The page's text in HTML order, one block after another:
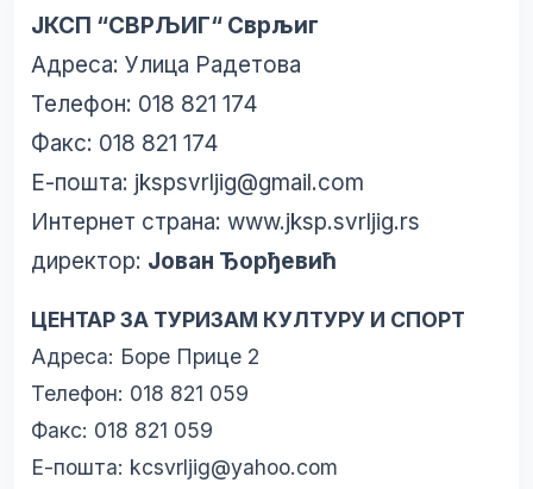
ЈКСП “СВРЉИГ“ Сврљиг
Адреса: Улица Радетова
Телефон: 018 821 174
Факс: 018 821 174
Е-пошта: jkspsvrljig@gmail.com
Интернет страна: www.jksp.svrljig.rs
директор: Јован Ђорђевић
ЦЕНТАР ЗА ТУРИЗАМ КУЛТУРУ И СПОРТ
Адреса: Боре Прице 2
Телефон: 018 821 059
Факс: 018 821 059
Е-пошта: kcsvrljig@yahoo.com